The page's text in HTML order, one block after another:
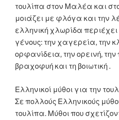
τουλίπα στον Μαλέα και στο
μοιάζει με φλόγα και την
ελληνική χλωρίδα περιέχει
γένους: την χαγερεία, την
ορφανίδεια, την ορεινή, την
βραχοφυή και τη βοιωτική .
Ελληνικοί μύθοι για την
Σε πολλούς Ελληνικούς
τουλίπα. Μύθοι που